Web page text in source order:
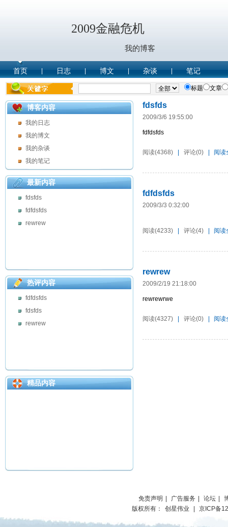
2009金融危机
我的博客
首页 日志 博文 杂谈 笔记
标题 文章
博客内容
我的日志
我的博文
我的杂谈
我的笔记
最新内容
fdsfds
fdfdsfds
rewrew
热评内容
fdfdsfds
fdsfds
rewrew
精品内容
fdsfds
2009/3/6 19:55:00
fdfdsfds
阅读(4368) 评论(0) 阅读
fdfdsfds
2009/3/3 0:32:00
阅读(4233) 评论(4) 阅读
rewrew
2009/2/19 21:18:00
rewrewrwe
阅读(4327) 评论(0) 阅读
免责声明 广告服务 论坛
版权所有：
创星伟业 京ICP备